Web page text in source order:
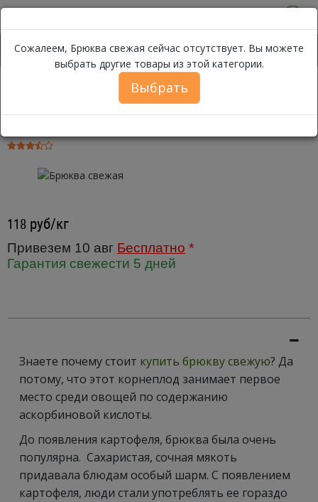
0
Корнеплоды
Сожалеем, Брюква свежая сейчас отсутствует. Вы можете
выбрать другие товары из этой категории.
Выбрать
Брюква свежая ~ 500г
118 руб/кг
Привезем 10 авг Бесплатно *
Гарантия свежести 5 дней
Знаете почему стоит купить брюкву свежую? Да
потому, что этот корнеплод занимает первое
место среди овощей по содержанию
аскорбиновой кислоты.
До появления картофеля, брюква была очень
популярна. Сахаристая, сочная мякоть
придавала блюдам особый шарм. С появлением
картофеля, люди стали употреблять ее гораздо